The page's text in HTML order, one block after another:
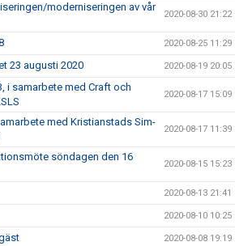
moderniseringen av vår
2020-08-30 21:22
2020-08-25 11:29
23 augusti 2020 2020-08-19 20:05
i samarbete med Craft och
2020-08-17 15:09
med Kristianstads Sim-
2020-08-17 11:39
söndagen den 16
2020-08-15 15:23
2020-08-13 21:41
2020-08-10 10:25
2020-08-08 19:19